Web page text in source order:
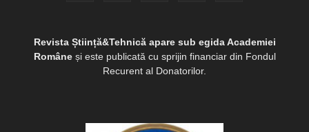
Revista Știință&Tehnică apare sub egida Academiei
Româneși este publicată cu sprijin financiar din Fondul
Recurent al Donatorilor.